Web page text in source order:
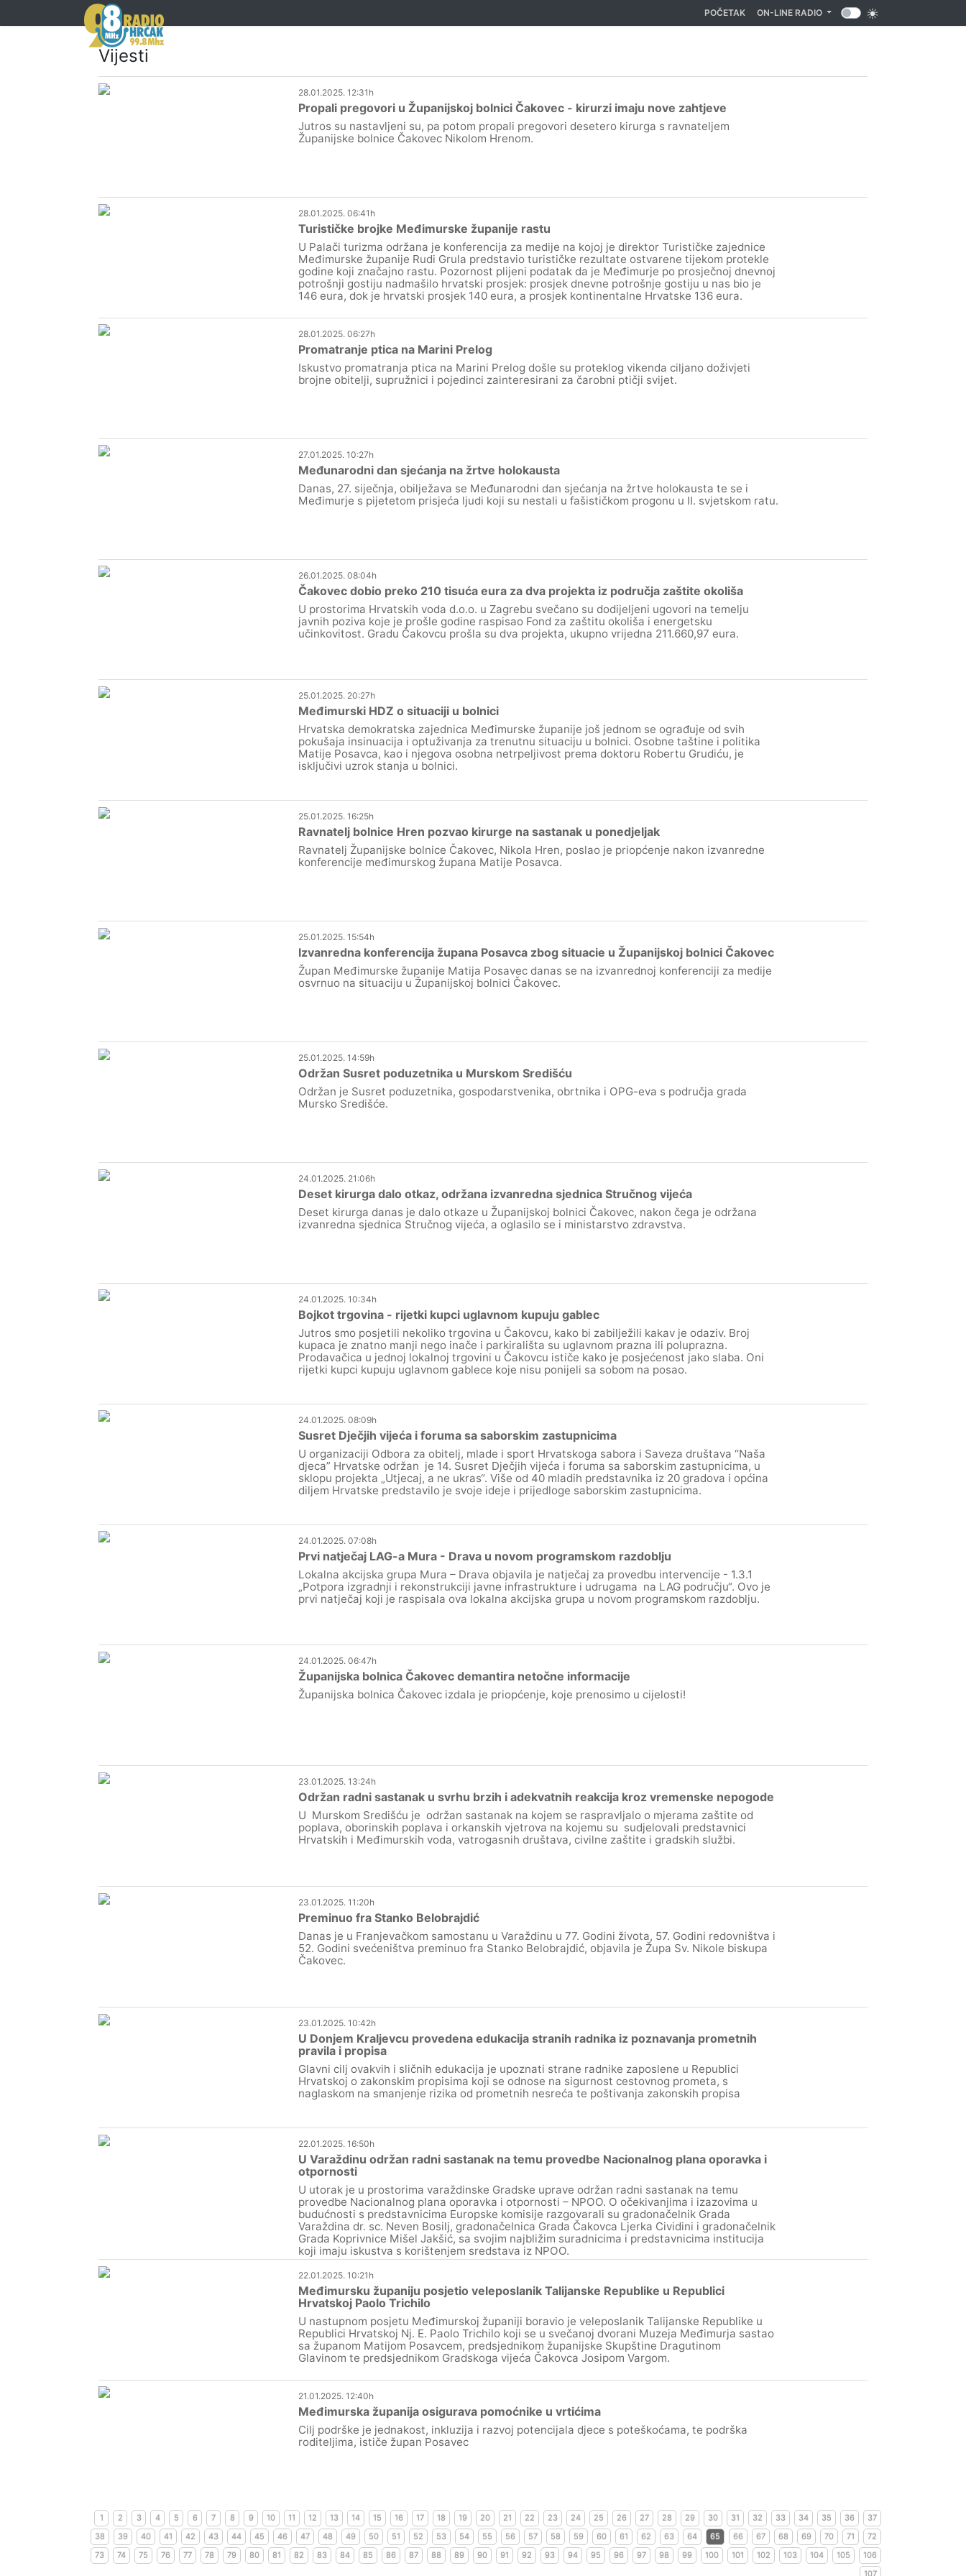
POČETAK(CURRENT)
ON-LINE RADIO
Vijesti
28.01.2025. 12:31h
Propali pregovori u Županijskoj bolnici Čakovec - kirurzi imaju nove zahtjeve
Jutros su nastavljeni su, pa potom propali pregovori desetero kirurga s ravnateljem
Županijske bolnice Čakovec Nikolom Hrenom.
28.01.2025. 06:41h
Turističke brojke Međimurske županije rastu
U Palači turizma održana je konferencija za medije na kojoj je direktor Turističke zajednice
Međimurske županije Rudi Grula predstavio turističke rezultate ostvarene tijekom protekle
godine koji značajno rastu. Pozornost plijeni podatak da je Međimurje po prosječnoj dnevnoj
potrošnji gostiju nadmašilo hrvatski prosjek: prosjek dnevne potrošnje gostiju u nas bio je
146 eura, dok je hrvatski prosjek 140 eura, a prosjek kontinentalne Hrvatske 136 eura.
28.01.2025. 06:27h
Promatranje ptica na Marini Prelog
Iskustvo promatranja ptica na Marini Prelog došle su proteklog vikenda ciljano doživjeti
brojne obitelji, supružnici i pojedinci zainteresirani za čarobni ptičji svijet.
27.01.2025. 10:27h
Međunarodni dan sjećanja na žrtve holokausta
Danas, 27. siječnja, obilježava se Međunarodni dan sjećanja na žrtve holokausta te se i
Međimurje s pijetetom prisjeća ljudi koji su nestali u fašističkom progonu u II. svjetskom ratu.
26.01.2025. 08:04h
Čakovec dobio preko 210 tisuća eura za dva projekta iz područja zaštite okoliša
U prostorima Hrvatskih voda d.o.o. u Zagrebu svečano su dodijeljeni ugovori na temelju
javnih poziva koje je prošle godine raspisao Fond za zaštitu okoliša i energetsku
učinkovitost. Gradu Čakovcu prošla su dva projekta, ukupno vrijedna 211.660,97 eura.
25.01.2025. 20:27h
Međimurski HDZ o situaciji u bolnici
Hrvatska demokratska zajednica Međimurske županije još jednom se ograđuje od svih
pokušaja insinuacija i optuživanja za trenutnu situaciju u bolnici. Osobne taštine i politika
Matije Posavca, kao i njegova osobna netrpeljivost prema doktoru Robertu Grudiću, je
isključivi uzrok stanja u bolnici.
25.01.2025. 16:25h
Ravnatelj bolnice Hren pozvao kirurge na sastanak u ponedjeljak
Ravnatelj Županijske bolnice Čakovec, Nikola Hren, poslao je priopćenje nakon izvanredne
konferencije međimurskog župana Matije Posavca.
25.01.2025. 15:54h
Izvanredna konferencija župana Posavca zbog situacie u Županijskoj bolnici Čakovec
Župan Međimurske županije Matija Posavec danas se na izvanrednoj konferenciji za medije
osvrnuo na situaciju u Županijskoj bolnici Čakovec.
25.01.2025. 14:59h
Održan Susret poduzetnika u Murskom Središću
Održan je Susret poduzetnika, gospodarstvenika, obrtnika i OPG-eva s područja grada
Mursko Središće.
24.01.2025. 21:06h
Deset kirurga dalo otkaz, održana izvanredna sjednica Stručnog vijeća
Deset kirurga danas je dalo otkaze u Županijskoj bolnici Čakovec, nakon čega je održana
izvanredna sjednica Stručnog vijeća, a oglasilo se i ministarstvo zdravstva.
24.01.2025. 10:34h
Bojkot trgovina - rijetki kupci uglavnom kupuju gablec
Jutros smo posjetili nekoliko trgovina u Čakovcu, kako bi zabilježili kakav je odaziv. Broj
kupaca je znatno manji nego inače i parkirališta su uglavnom prazna ili poluprazna.
Prodavačica u jednoj lokalnoj trgovini u Čakovcu ističe kako je posjećenost jako slaba. Oni
rijetki kupci kupuju uglavnom gablece koje nisu ponijeli sa sobom na posao.
24.01.2025. 08:09h
Susret Dječjih vijeća i foruma sa saborskim zastupnicima
U organizaciji Odbora za obitelj, mlade i sport Hrvatskoga sabora i Saveza društava “Naša
djeca” Hrvatske održan je 14. Susret Dječjih vijeća i foruma sa saborskim zastupnicima, u
sklopu projekta „Utjecaj, a ne ukras“. Više od 40 mladih predstavnika iz 20 gradova i općina
diljem Hrvatske predstavilo je svoje ideje i prijedloge saborskim zastupnicima.
24.01.2025. 07:08h
Prvi natječaj LAG-a Mura - Drava u novom programskom razdoblju
Lokalna akcijska grupa Mura – Drava objavila je natječaj za provedbu intervencije - 1.3.1
„Potpora izgradnji i rekonstrukciji javne infrastrukture i udrugama na LAG području“. Ovo je
prvi natječaj koji je raspisala ova lokalna akcijska grupa u novom programskom razdoblju.
24.01.2025. 06:47h
Županijska bolnica Čakovec demantira netočne informacije
Županijska bolnica Čakovec izdala je priopćenje, koje prenosimo u cijelosti!
23.01.2025. 13:24h
Održan radni sastanak u svrhu brzih i adekvatnih reakcija kroz vremenske nepogode
U Murskom Središću je održan sastanak na kojem se raspravljalo o mjerama zaštite od
poplava, oborinskih poplava i orkanskih vjetrova na kojemu su sudjelovali predstavnici
Hrvatskih i Međimurskih voda, vatrogasnih društava, civilne zaštite i gradskih službi.
23.01.2025. 11:20h
Preminuo fra Stanko Belobrajdić
Danas je u Franjevačkom samostanu u Varaždinu u 77. Godini života, 57. Godini redovništva i
52. Godini svećeništva preminuo fra Stanko Belobrajdić, objavila je Župa Sv. Nikole biskupa
Čakovec.
23.01.2025. 10:42h
U Donjem Kraljevcu provedena edukacija stranih radnika iz poznavanja prometnih
pravila i propisa
Glavni cilj ovakvih i sličnih edukacija je upoznati strane radnike zaposlene u Republici
Hrvatskoj o zakonskim propisima koji se odnose na sigurnost cestovnog prometa, s
naglaskom na smanjenje rizika od prometnih nesreća te poštivanja zakonskih propisa
22.01.2025. 16:50h
U Varaždinu održan radni sastanak na temu provedbe Nacionalnog plana oporavka i
otpornosti
U utorak je u prostorima varaždinske Gradske uprave održan radni sastanak na temu
provedbe Nacionalnog plana oporavka i otpornosti – NPOO. O očekivanjima i izazovima u
budućnosti s predstavnicima Europske komisije razgovarali su gradonačelnik Grada
Varaždina dr. sc. Neven Bosilj, gradonačelnica Grada Čakovca Ljerka Cividini i gradonačelnik
Grada Koprivnice Mišel Jakšić, sa svojim najbližim suradnicima i predstavnicima institucija
koji imaju iskustva s korištenjem sredstava iz NPOO.
22.01.2025. 10:21h
Međimursku županiju posjetio veleposlanik Talijanske Republike u Republici
Hrvatskoj Paolo Trichilo
U nastupnom posjetu Međimurskoj županiji boravio je veleposlanik Talijanske Republike u
Republici Hrvatskoj Nj. E. Paolo Trichilo koji se u svečanoj dvorani Muzeja Međimurja sastao
sa županom Matijom Posavcem, predsjednikom županijske Skupštine Dragutinom
Glavinom te predsjednikom Gradskoga vijeća Čakovca Josipom Vargom.
21.01.2025. 12:40h
Međimurska županija osigurava pomoćnike u vrtićima
Cilj podrške je jednakost, inkluzija i razvoj potencijala djece s poteškoćama, te podrška
roditeljima, ističe župan Posavec
1 2 3 4 5 6 7 8 9 10 11 12 13 14 15 16 17 18 19 20 21 22 23 24 25 26 27 28 29 30 31 32 33 34 35 36
37
38
39 40 41 42 43 44 45 46 47 48 49 50 51 52 53 54 55 56 57 58 59 60 61 62 63 64 65 66 67 68 69 70 71
72
73
74 75 76 77 78 79 80 81 82 83 84 85 86 87 88 89 90 91 92 93 94 95 96 97 98 99 100 101 102 103 104 105
106
107